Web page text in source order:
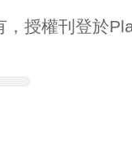
，授權刊登於